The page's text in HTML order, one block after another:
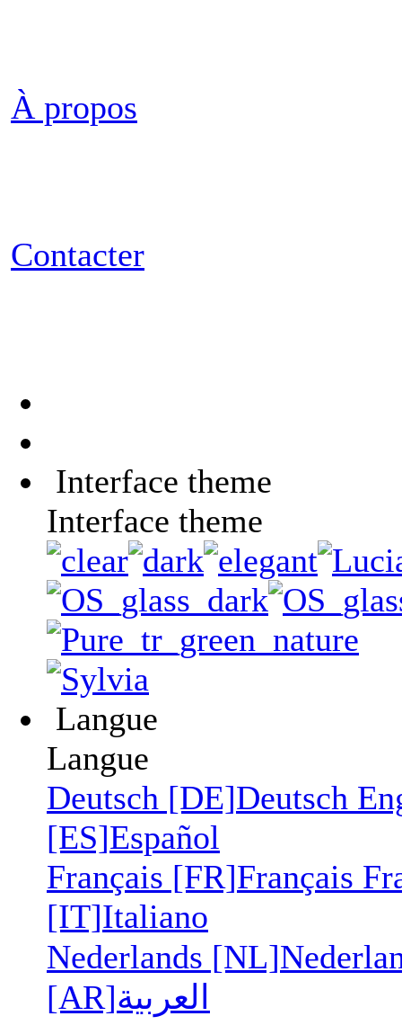
À propos
Contacter
Interface theme
Interface theme
Langue
Langue
Deutsch [DE]Deutsch
[ES]Español
Français [FR]Français
[IT]Italiano
Nederlands [NL]
[AR]العربية